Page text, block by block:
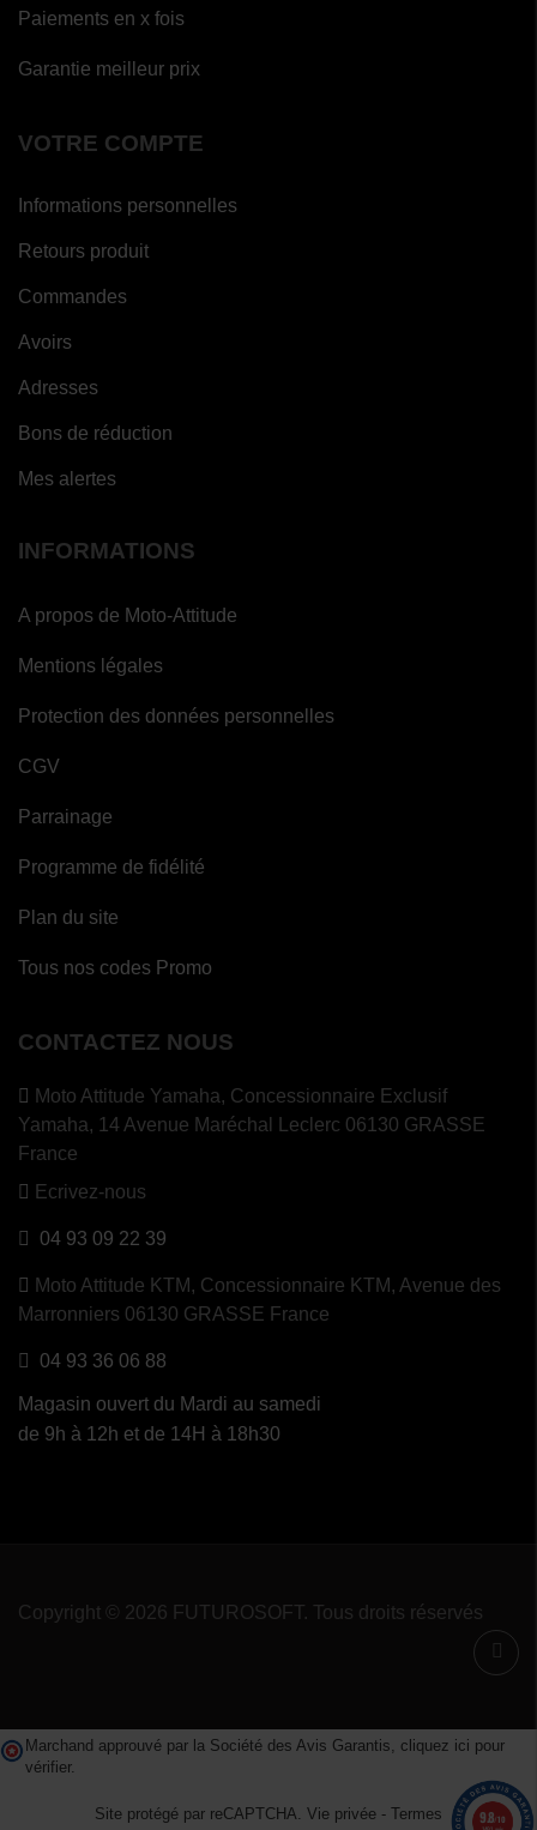
Paiements en x fois
Garantie meilleur prix
VOTRE COMPTE
Informations personnelles
Retours produit
Commandes
Avoirs
Adresses
Bons de réduction
Mes alertes
INFORMATIONS
A propos de Moto-Attitude
Mentions légales
Protection des données personnelles
CGV
Parrainage
Programme de fidélité
Plan du site
Tous nos codes Promo
CONTACTEZ NOUS
Moto Attitude Yamaha, Concessionnaire Exclusif
Yamaha, 14 Avenue Maréchal Leclerc 06130 GRASSE
France
Ecrivez-nous
04 93 09 22 39
Moto Attitude KTM, Concessionnaire KTM, Avenue des
Marronniers 06130 GRASSE France
04 93 36 06 88
Magasin ouvert du Mardi au samedi
de 9h à 12h et de 14H à 18h30
Copyright © 2026 FUTUROSOFT. Tous droits réservés
Marchand approuvé par la Société des Avis Garantis, cliquez ici pour
vérifier.
Site protégé par reCAPTCHA. Vie privée - Termes 9.8/10